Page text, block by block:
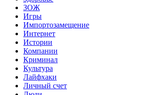
ЗОЖ
Игры
Импортозамещение
Интернет
Истории
Компании
Криминал
Культура
Лайфхаки
Личный счет